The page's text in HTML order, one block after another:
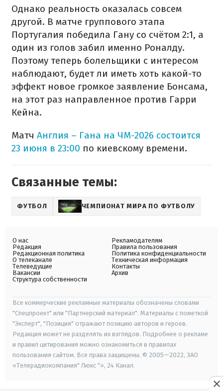
Однако реальность оказалась совсем
другой. В матче группового этапа
Португалия победила Гану со счётом 2:1, а
один из голов забил именно Роналду.
Поэтому теперь болельщики с интересом
наблюдают, будет ли иметь хоть какой-то
эффект новое громкое заявление Бонсама,
на этот раз направленное против Гарри
Кейна.
Матч Англия – Гана на ЧМ-2026 состоится
23 июня в 23:00 по киевскому времени.
Связанные темы:
ФУТБОЛ ЧЕМПИОНАТ МИРА ПО ФУТБОЛУ
О нас
Редакция
Редакционная политика
О телеканале
Телеведущие
Вакансии
Структура собственности
Рекламодателям
Правила пользования
Политика конфиденциальности
Техническая информация
Контакты
Архив
Все коммерческие рекламные материалы обозначены словами
"Спецпроект" или "Партнерский материал". Материалы с пометкой
"Эксперт", "Позиция" отражают позицию авторов и героев.
Редакция может не разделять их взглядов. Подробнее о рекламе
и правил цитирования можно ознакомиться в правилах
пользования сайтом. Все права защищены. © 2005—2022, ЗАО
«Телерадиокомпания" Люкс "», 24 Канал.